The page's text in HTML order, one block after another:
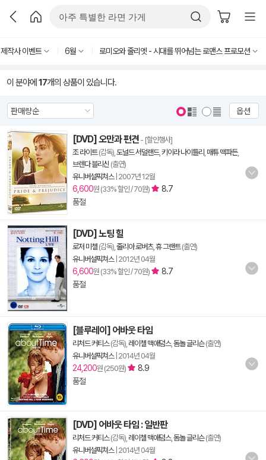
작사 이벤트 6월 로미오와 줄리엣 - 시대를 뛰어넘는 로맨스 프로모션
이 분야에 17개의 상품이 있습니다.
옵션
[DVD] 오만과 편견 - [할인행사]
조 라이트(감독), 도널드 서덜랜드, 키이라 나이틀리 매튜 맥파든,
브렌다 블리신 (출연)
유니버설픽쳐스| 2007년 12월
6,600원 (33% 할인 / 70원)
8.7
품절
[DVD] 노팅 힐
로저 미첼 (감독), 줄리아 로버츠, 휴 그랜트(출연)
유니버설픽쳐스| 2012년 04월
6,600원 (33% 할인 / 70원)
8.7
품절
[블루레이] 어바웃 타임
리처드 커티스(감독), 레이첼 맥애덤스, 돔놀 글리슨(출연)
유니버설픽쳐스| 2014년 04월
24,200원 (250원)
8.9
품절
[DVD] 어바웃 타임 : 일반판
리처드 커티스(감독), 레이첼 맥애덤스, 돔놀 글리슨(출연)
유니버설픽쳐스| 2014년 04월